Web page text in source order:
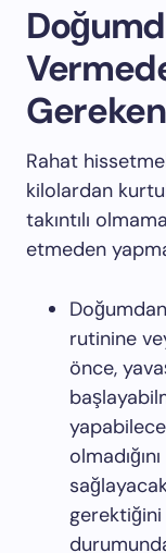
Rahat
kilolardan
takıntılı
etmeden
rutinine
önce,
gerektiğini